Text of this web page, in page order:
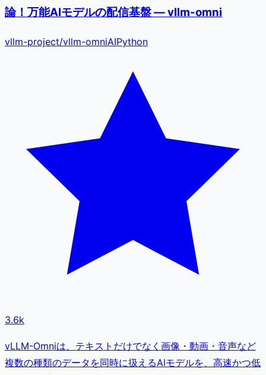
論！万能AIモデルの配信基盤 — vllm-omni
vllm-project/vllm-omniAIPython
3.6k
vLLM-Omniは、テキストだけでなく画像・動画・音声など
複数の種類のデータを同時に扱えるAIモデルを、高速かつ低